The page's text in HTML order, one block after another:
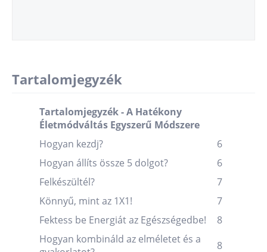
Tartalomjegyzék
Tartalomjegyzék - A Hatékony
Életmódváltás Egyszerű Módszere
Hogyan kezdj?
6
Hogyan állíts össze 5 dolgot?
6
Felkészültél?
7
Könnyű, mint az 1X1!
7
Fektess be Energiát az Egészségedbe!
8
Hogyan kombináld az elméletet és a
8